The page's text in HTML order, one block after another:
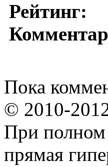
Рейтинг:
Пока
© 2010-
При полном
прямая